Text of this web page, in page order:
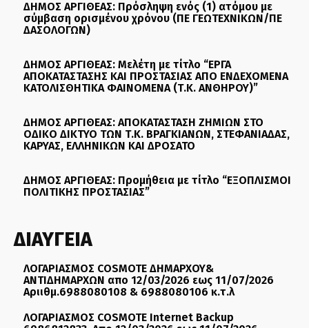
ΔΗΜΟΣ ΑΡΓΙΘΕΑΣ: Πρόσληψη ενός (1) ατόμου με
σύμβαση ορισμένου χρόνου (ΠΕ ΓΕΩΤΕΧΝΙΚΩΝ/ΠΕ
ΔΑΣΟΛΟΓΩΝ)
ΔΗΜΟΣ ΑΡΓΙΘΕΑΣ: Μελέτη με τίτλο “ΕΡΓΑ
ΑΠΟΚΑΤΑΣΤΑΣΗΣ ΚΑΙ ΠΡΟΣΤΑΣΙΑΣ ΑΠΟ ΕΝΔΕΧΟΜΕΝΑ
ΚΑΤΟΛΙΣΘΗΤΙΚΑ ΦΑΙΝΟΜΕΝΑ (Τ.Κ. ΑΝΘΗΡΟΥ)”
ΔΗΜΟΣ ΑΡΓΙΘΕΑΣ: ΑΠΟΚΑΤΑΣΤΑΣΗ ΖΗΜΙΩΝ ΣΤΟ
ΟΔΙΚΟ ΔΙΚΤΥΟ ΤΩΝ Τ.Κ. ΒΡΑΓΚΙΑΝΩΝ, ΣΤΕΦΑΝΙΑΔΑΣ,
ΚΑΡΥΑΣ, ΕΛΛΗΝΙΚΩΝ ΚΑΙ ΔΡΟΣΑΤΟ
ΔΗΜΟΣ ΑΡΓΙΘΕΑΣ: Προμήθεια με τίτλο “ΕΞΟΠΛΙΣΜΟΙ
ΠΟΛΙΤΙΚΗΣ ΠΡΟΣΤΑΣΙΑΣ”
ΔΙΑΥΓΕΙΑ
ΛΟΓΑΡΙΑΣΜΟΣ COSMOTE ΔΗΜΑΡΧΟΥ&
ΑΝΤΙΔΗΜΑΡΧΩΝ απο 12/03/2026 εως 11/07/2026
Αριιθμ.6988080108 & 6988080106 κ.τ.λ
ΛΟΓΑΡΙΑΣΜΟΣ COSMOTE Internet Backup